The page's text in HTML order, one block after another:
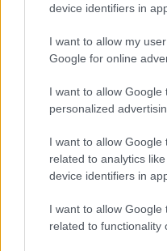
device identifiers in
I want to allow my
Google for online
I want to allow Google
personalized
I want to allow Google
related to analytics
device identifiers in
I want to allow Google
related to functionality
Meccs Center
Paris Saint-
Felkészülési szezon 4.
Nya Ullevi, Göteborg
2026-08-08 17:00
0 nap 22 óra 40 perc 55